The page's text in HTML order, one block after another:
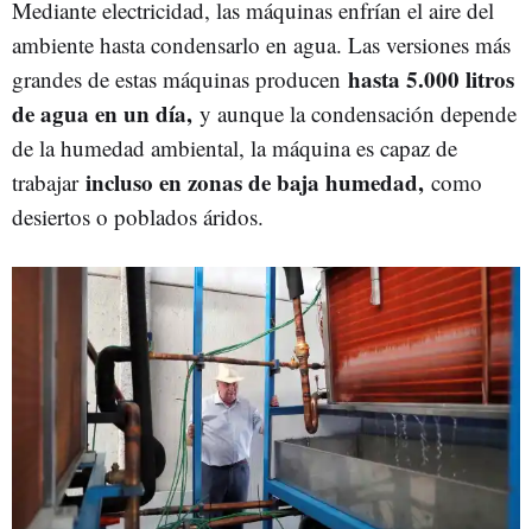
Mediante electricidad, las máquinas enfrían el aire del
ambiente hasta condensarlo en agua. Las versiones más
grandes de estas máquinas producen hasta 5.000 litros
de agua en un día, y aunque la condensación depende
de la humedad ambiental, la máquina es capaz de
trabajar incluso en zonas de baja humedad, como
desiertos o poblados áridos.